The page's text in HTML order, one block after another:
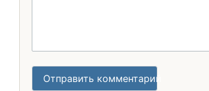
Отправить комментарий